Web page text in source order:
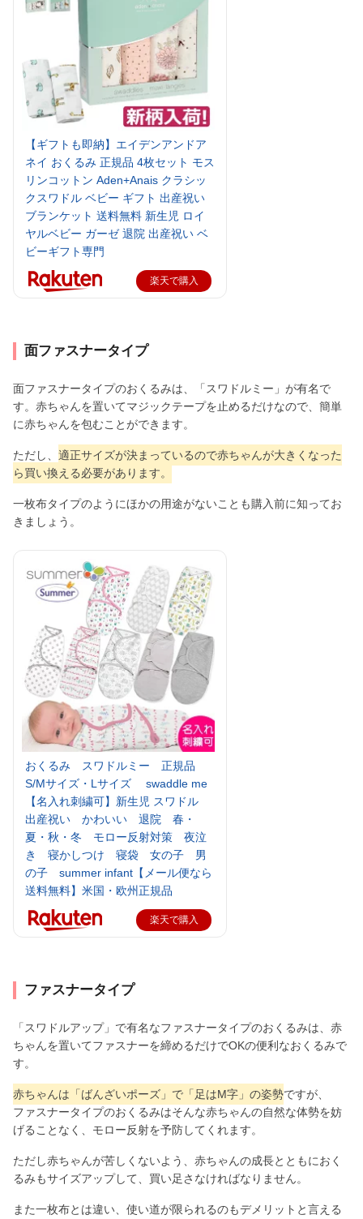
【ギフトも即納】エイデンアンドア
ネイ おくるみ 正規品 4枚セット モス
リンコットン Aden+Anais クラシッ
クスワドル ベビー ギフト 出産祝い
ブランケット 送料無料 新生児 ロイ
ヤルベビー ガーゼ 退院 出産祝い ベ
ビーギフト専門
楽天で購入
面ファスナータイプ
面ファスナータイプのおくるみは、「スワドルミー」が有名で
す。赤ちゃんを置いてマジックテープを止めるだけなので、簡単
に赤ちゃんを包むことができます。
ただし、 適正サイズが決まっているので赤ちゃんが大きくなった
ら買い換える必要があります。
一枚布タイプのようにほかの用途がないことも購入前に知ってお
きましょう。
おくるみ スワドルミー 正規品
S/Mサイズ・Lサイズ swaddle me
【名入れ刺繍可】新生児 スワドル
出産祝い かわいい 退院 春・
夏・秋・冬 モロー反射対策 夜泣
き 寝かしつけ 寝袋 女の子 男
の子 summer infant【メール便なら
送料無料】米国・欧州正規品
楽天で購入
ファスナータイプ
「スワドルアップ」で有名なファスナータイプのおくるみは、赤
ちゃんを置いてファスナーを締めるだけでOKの便利なおくるみで
す。
赤ちゃんは「ばんざいポーズ」で「足はM字」の姿勢ですが、
ファスナータイプのおくるみはそんな赤ちゃんの自然な体勢を妨
げることなく、モロー反射を予防してくれます。
ただし赤ちゃんが苦しくないよう、赤ちゃんの成長とともにおく
るみもサイズアップして、買い足さなければなりません。
また一枚布とは違い、使い道が限られるのもデメリットと言える